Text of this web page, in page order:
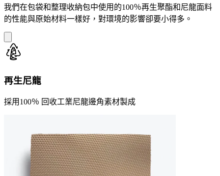
我們在包袋和整理收納包中使用的100％再生聚酯和尼龍面料
的性能與原始材料一樣好，對環境的影響卻要小得多。
再生尼龍
採用100％ 回收工業尼龍邊角素材製成